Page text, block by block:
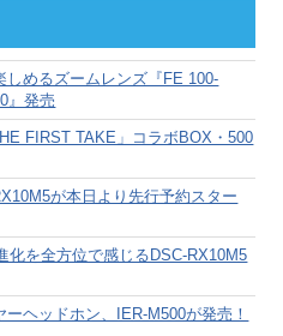
しめるズームレンズ『FE 100-
』発売
FIRST TAKE」コラボBOX・500
が本日より先行予約スター
化を全方位で感じるDSC-RX10M5
ヘッドホン、IER-M500が発売！